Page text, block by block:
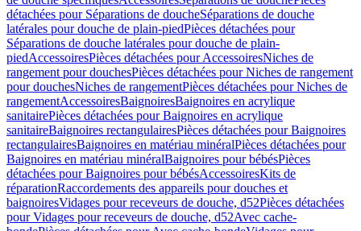
détachées pour Séparations de doucheSéparations de douche
latérales pour douche de plain-piedPièces détachées pour
Séparations de douche latérales pour douche de plain-
piedAccessoiresPièces détachées pour AccessoiresNiches de
rangement pour douchesPièces détachées pour Niches de rangement
pour douchesNiches de rangementPièces détachées pour Niches de
rangementAccessoiresBaignoiresBaignoires en acrylique
sanitairePièces détachées pour Baignoires en acrylique
sanitaireBaignoires rectangulairesPièces détachées pour Baignoires
rectangulairesBaignoires en matériau minéralPièces détachées pour
Baignoires en matériau minéralBaignoires pour bébésPièces
détachées pour Baignoires pour bébésAccessoiresKits de
réparationRaccordements des appareils pour douches et
baignoiresVidages pour receveurs de douche, d52Pièces détachées
pour Vidages pour receveurs de douche, d52Avec cache-